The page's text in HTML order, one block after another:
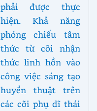
phải được thực
hiện. Khả năng
phóng chiếu tâm
thức từ cõi nhận
thức linh hồn vào
công việc sáng tạo
huyền thuật trên
các cõi phụ dĩ thái